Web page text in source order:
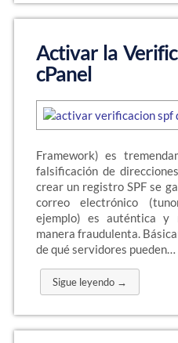
Activar la
cPanel
Framework) es
falsificación de
crear un registro SPF se
correo electrónico
ejemplo) es auténtica y
manera fraudulenta.
de qué servidores pueden…
Sigue leyendo →